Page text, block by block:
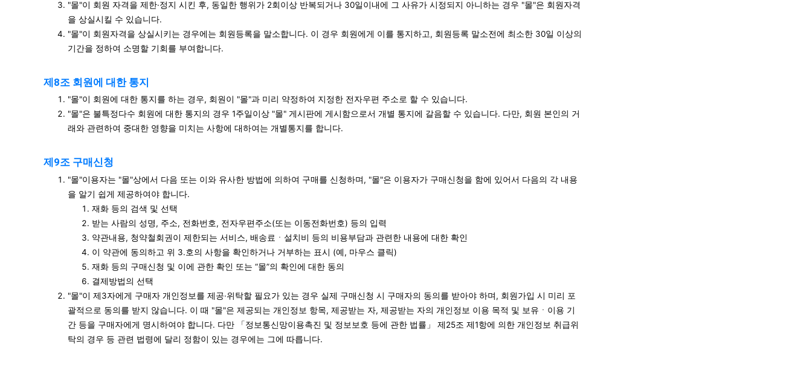
"몰"이 회원 자격을 제한·정지 시킨 후, 동일한 행위가 2회이상 반복되거나 30일이내에 그 사유가 시정되지 아니하는 경우 "몰"은 회원자격
을 상실시킬 수 있습니다.
"몰"이 회원자격을 상실시키는 경우에는 회원등록을 말소합니다. 이 경우 회원에게 이를 통지하고, 회원등록 말소전에 최소한 30일 이상의
기간을 정하여 소명할 기회를 부여합니다.
제8조 회원에 대한 통지
"몰"이 회원에 대한 통지를 하는 경우, 회원이 "몰"과 미리 약정하여 지정한 전자우편 주소로 할 수 있습니다.
"몰"은 불특정다수 회원에 대한 통지의 경우 1주일이상 "몰" 게시판에 게시함으로서 개별 통지에 갈음할 수 있습니다. 다만, 회원 본인의 거
래와 관련하여 중대한 영향을 미치는 사항에 대하여는 개별통지를 합니다.
제9조 구매신청
"몰"이용자는 "몰"상에서 다음 또는 이와 유사한 방법에 의하여 구매를 신청하며, "몰"은 이용자가 구매신청을 함에 있어서 다음의 각 내용
을 알기 쉽게 제공하여야 합니다.
재화 등의 검색 및 선택
받는 사람의 성명, 주소, 전화번호, 전자우편주소(또는 이동전화번호) 등의 입력
약관내용, 청약철회권이 제한되는 서비스, 배송료ㆍ설치비 등의 비용부담과 관련한 내용에 대한 확인
이 약관에 동의하고 위 3.호의 사항을 확인하거나 거부하는 표시 (예, 마우스 클릭)
재화 등의 구매신청 및 이에 관한 확인 또는 “몰”의 확인에 대한 동의
결제방법의 선택
"몰"이 제3자에게 구매자 개인정보를 제공·위탁할 필요가 있는 경우 실제 구매신청 시 구매자의 동의를 받아야 하며, 회원가입 시 미리 포
괄적으로 동의를 받지 않습니다. 이 때 "몰"은 제공되는 개인정보 항목, 제공받는 자, 제공받는 자의 개인정보 이용 목적 및 보유ㆍ이용 기
간 등을 구매자에게 명시하여야 합니다. 다만 「정보통신망이용촉진 및 정보보호 등에 관한 법률」 제25조 제1항에 의한 개인정보 취급위
탁의 경우 등 관련 법령에 달리 정함이 있는 경우에는 그에 따릅니다.